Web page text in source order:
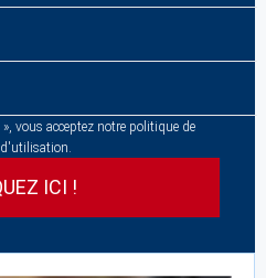
vous acceptez notre politique de